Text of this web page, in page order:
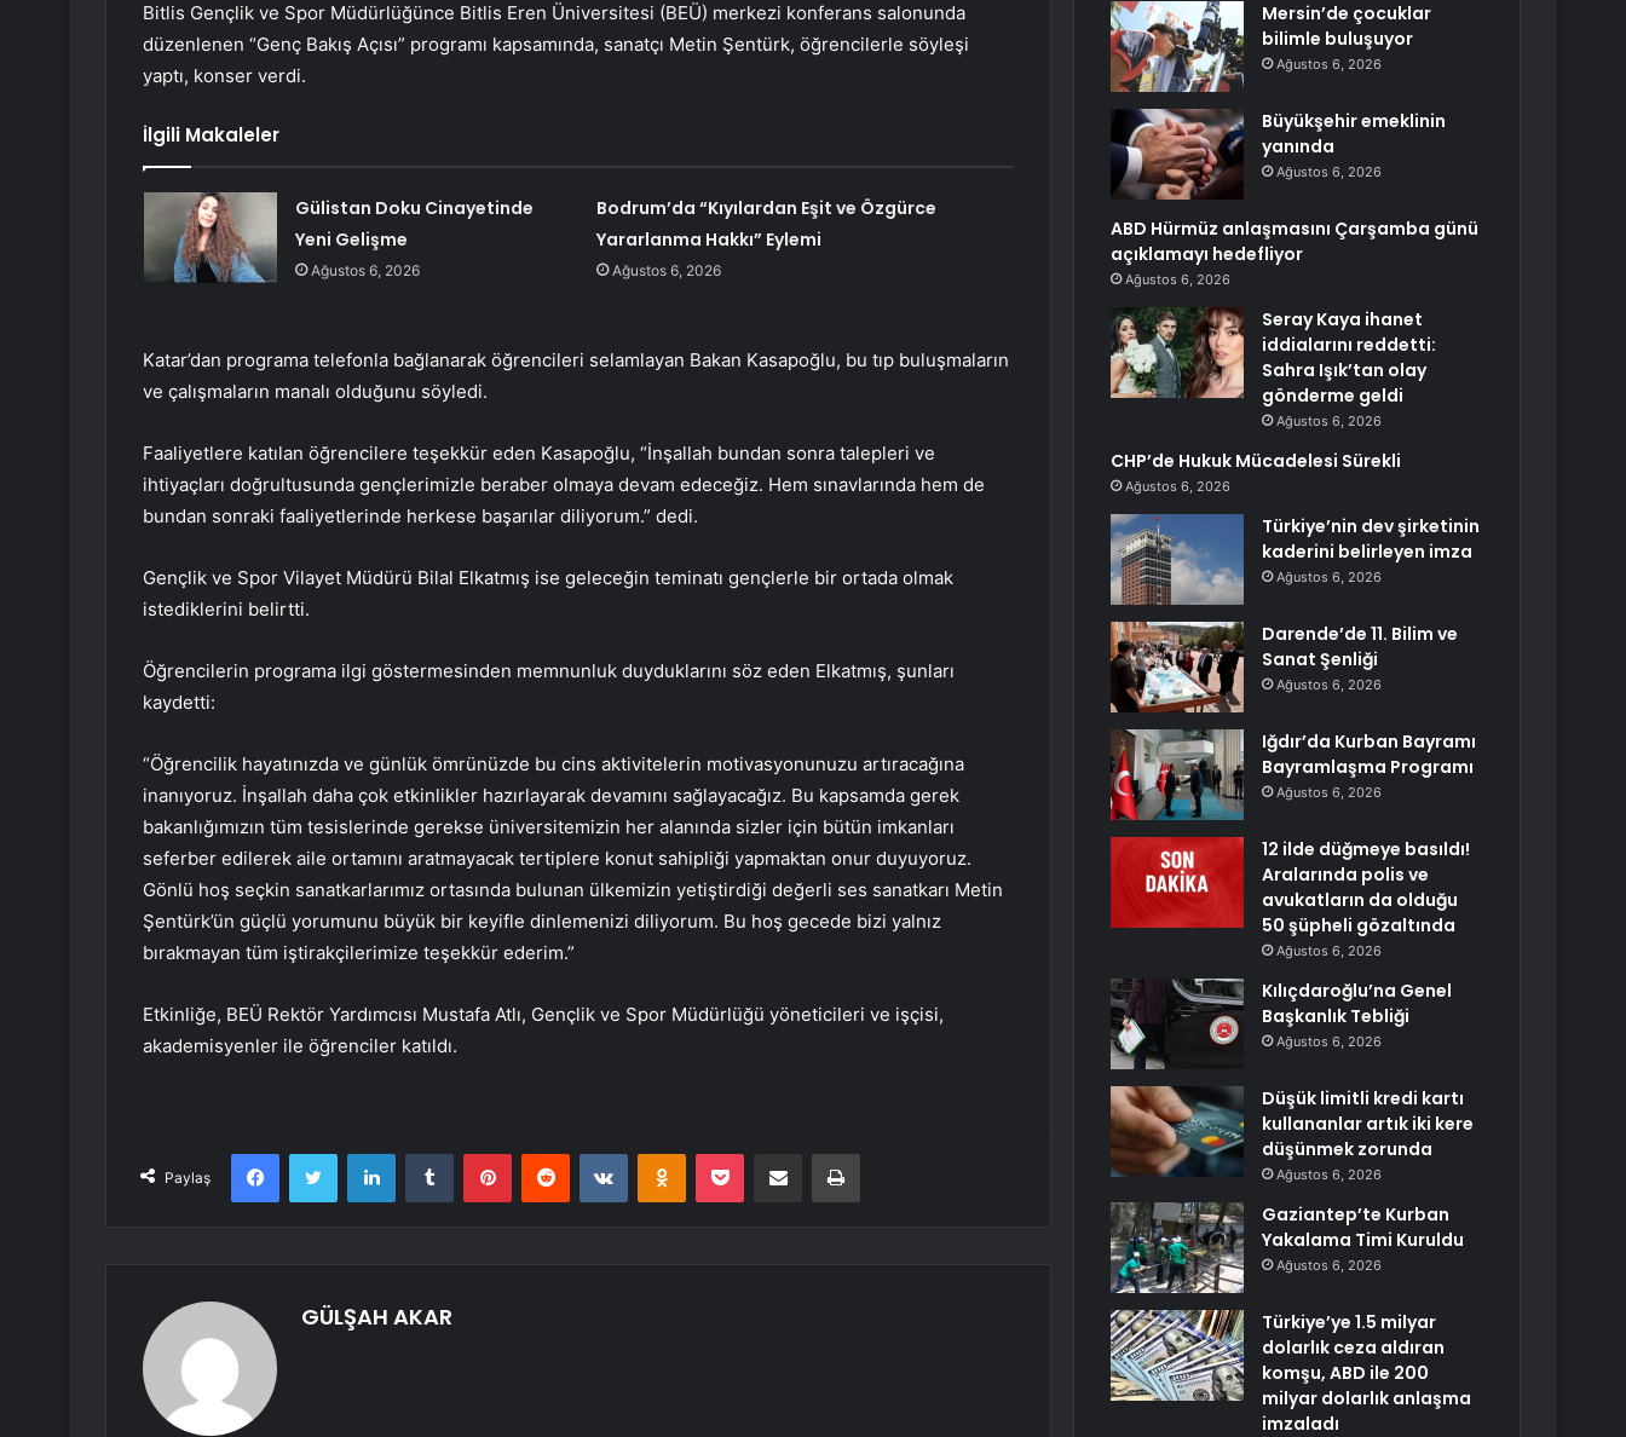
Bitlis Gençlik ve Spor Müdürlüğünce Bitlis Eren Üniversitesi (BEÜ) merkezi konferans salonunda
düzenlenen “Genç Bakış Açısı” programı kapsamında, sanatçı Metin Şentürk, öğrencilerle söyleşi
yaptı, konser verdi.
İlgili Makaleler
Gülistan Doku Cinayetinde
Yeni Gelişme
Ağustos 6, 2026
Bodrum’da “Kıyılardan Eşit ve Özgürce
Yararlanma Hakkı” Eylemi
Ağustos 6, 2026
Katar’dan programa telefonla bağlanarak öğrencileri selamlayan Bakan Kasapoğlu, bu tıp buluşmaların
ve çalışmaların manalı olduğunu söyledi.
Faaliyetlere katılan öğrencilere teşekkür eden Kasapoğlu, “İnşallah bundan sonra talepleri ve
ihtiyaçları doğrultusunda gençlerimizle beraber olmaya devam edeceğiz. Hem sınavlarında hem de
bundan sonraki faaliyetlerinde herkese başarılar diliyorum.” dedi.
Gençlik ve Spor Vilayet Müdürü Bilal Elkatmış ise geleceğin teminatı gençlerle bir ortada olmak
istediklerini belirtti.
Öğrencilerin programa ilgi göstermesinden memnunluk duyduklarını söz eden Elkatmış, şunları
kaydetti:
“Öğrencilik hayatınızda ve günlük ömrünüzde bu cins aktivitelerin motivasyonunuzu artıracağına
inanıyoruz. İnşallah daha çok etkinlikler hazırlayarak devamını sağlayacağız. Bu kapsamda gerek
bakanlığımızın tüm tesislerinde gerekse üniversitemizin her alanında sizler için bütün imkanları
seferber edilerek aile ortamını aratmayacak tertiplere konut sahipliği yapmaktan onur duyuyoruz.
Gönlü hoş seçkin sanatkarlarımız ortasında bulunan ülkemizin yetiştirdiği değerli ses sanatkarı Metin
Şentürk’ün güçlü yorumunu büyük bir keyifle dinlemenizi diliyorum. Bu hoş gecede bizi yalnız
bırakmayan tüm iştirakçilerimize teşekkür ederim.”
Etkinliğe, BEÜ Rektör Yardımcısı Mustafa Atlı, Gençlik ve Spor Müdürlüğü yöneticileri ve işçisi,
akademisyenler ile öğrenciler katıldı.
Paylaş
FacebookTwitter LinkedInTumblr PinterestReddit VKontakteOdnoklassniki
Pocket E-Posta ile paylaş Yazdır
GÜLŞAH AKAR
Mersin’de çocuklar
bilimle buluşuyor
Ağustos 6, 2026
Büyükşehir emeklinin
yanında
Ağustos 6, 2026
ABD Hürmüz anlaşmasını Çarşamba günü
açıklamayı hedefliyor
Ağustos 6, 2026
Seray Kaya ihanet
iddialarını reddetti:
Sahra Işık’tan olay
gönderme geldi
Ağustos 6, 2026
CHP’de Hukuk Mücadelesi Sürekli
Ağustos 6, 2026
Türkiye’nin dev şirketinin
kaderini belirleyen imza
Ağustos 6, 2026
Darende’de 11. Bilim ve
Sanat Şenliği
Ağustos 6, 2026
Iğdır’da Kurban Bayramı
Bayramlaşma Programı
Ağustos 6, 2026
12 ilde düğmeye basıldı!
Aralarında polis ve
avukatların da olduğu
50 şüpheli gözaltında
Ağustos 6, 2026
Kılıçdaroğlu’na Genel
Başkanlık Tebliği
Ağustos 6, 2026
Düşük limitli kredi kartı
kullananlar artık iki kere
düşünmek zorunda
Ağustos 6, 2026
Gaziantep’te Kurban
Yakalama Timi Kuruldu
Ağustos 6, 2026
Türkiye’ye 1.5 milyar
dolarlık ceza aldıran
komşu, ABD ile 200
milyar dolarlık anlaşma
imzaladı